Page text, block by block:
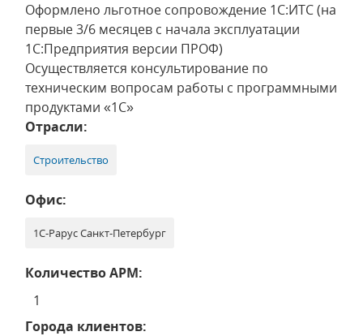
Оформлено льготное сопровождение 1С:ИТС (на
первые 3/6 месяцев с начала эксплуатации
1С:Предприятия версии ПРОФ)
Осуществляется консультирование по
техническим вопросам работы с программными
продуктами «1С»
Отрасли:
Строительство
Офис:
1С-Рарус Санкт-Петербург
Количество АРМ:
1
Города клиентов: